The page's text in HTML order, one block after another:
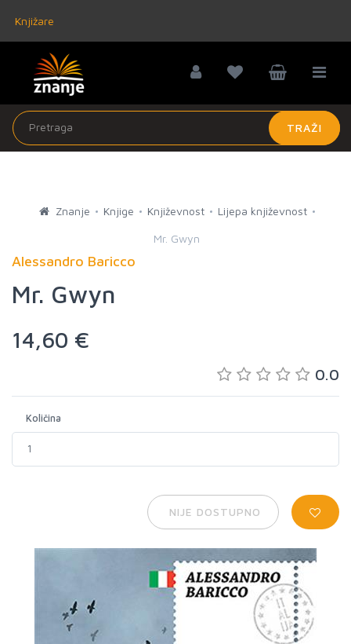
Knjižare
TRAŽI
Znanje Knjige Književnost Lijepa književnost
Mr. Gwyn
Alessandro Baricco
Mr. Gwyn
14,60 €
0.0
Količina
NIJE DOSTUPNO